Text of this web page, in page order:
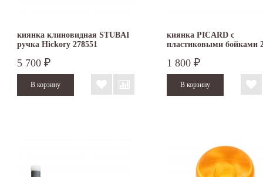
киянка клиновидная STUBAI
ручка Hickory 278551
5 700 ₽
киянка PICARD с
пластиковыми бойками
1 800 ₽